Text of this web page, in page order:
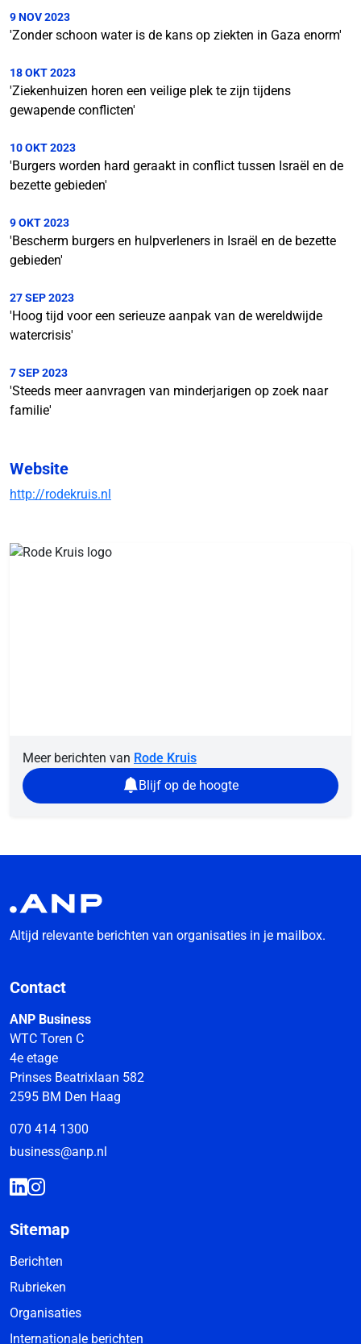
9 NOV 2023
'Zonder schoon water is de kans op ziekten in Gaza enorm'
18 OKT 2023
'Ziekenhuizen horen een veilige plek te zijn tijdens
gewapende conflicten'
10 OKT 2023
'Burgers worden hard geraakt in conflict tussen Israël en de
bezette gebieden'
9 OKT 2023
'Bescherm burgers en hulpverleners in Israël en de bezette
gebieden'
27 SEP 2023
'Hoog tijd voor een serieuze aanpak van de wereldwijde
watercrisis'
7 SEP 2023
'Steeds meer aanvragen van minderjarigen op zoek naar
familie'
Website
http://rodekruis.nl
Meer berichten van Rode Kruis
Blijf op de hoogte
Altijd relevante berichten van organisaties in je mailbox.
Contact
ANP Business
WTC Toren C
4e etage
Prinses Beatrixlaan 582
2595 BM Den Haag
070 414 1300
business@anp.nl
Sitemap
Berichten
Rubrieken
Organisaties
Internationale berichten